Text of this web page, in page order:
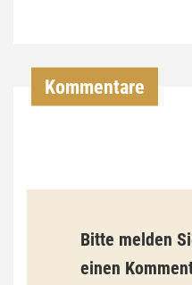
€
i
s
Kommentare
Bitte melden
einen